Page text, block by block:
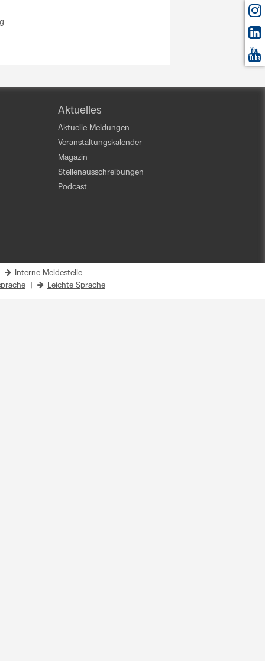
Aktuelles
Aktuelle Meldungen
Veranstaltungskalender
Magazin
Stellenausschreibungen
Podcast
Interne Meldestelle
Leichte Sprache